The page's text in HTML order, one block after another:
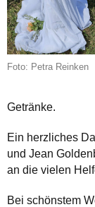
Foto: Petra Reinken
Getränke.
Ein herzliches
und Jean
an die vielen
Bei schönstem